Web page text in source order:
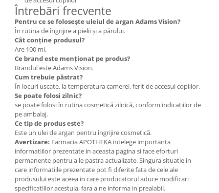
Întrebări frecvente
Pentru ce se folosește uleiul de argan Adams Vision?
În rutina de îngrijire a pielii și a părului.
Cât conține produsul?
Are 100 ml.
Ce brand este menționat pe produs?
Brandul este Adams Vision.
Cum trebuie păstrat?
În locuri uscate, la temperatura camerei, ferit de accesul copiilor.
Se poate folosi zilnic?
se poate folosi în rutina cosmetică zilnică, conform indicațiilor de
pe ambalaj.
Ce tip de produs este?
Este un ulei de argan pentru îngrijire cosmetică.
Avertizare: Farmacia APOTHEKA intelege importanta
informatiilor prezentate in aceasta pagina si face eforturi
permanente pentru a le pastra actualizate. Singura situatie in
care informatiile prezentate pot fi diferite fata de cele ale
produsului este aceea in care producatorul aduce modificari
specificatiilor acestuia, fara a ne informa in prealabil.